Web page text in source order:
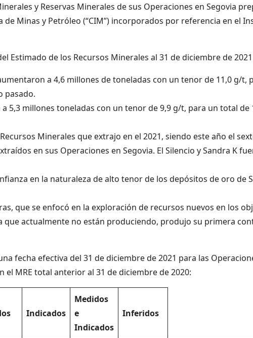
y Reservas Minerales de sus Operaciones en Segovia
Minas y Petróleo (“CIM”) incorporados por referencia en el
Estimado de los Recursos Minerales al 31 de diciembre de 2021
a 4,6 millones de toneladas con un tenor de 11,0 g/
pasado.
5,3 millones toneladas con un tenor de 9,9 g/t, para un total
Minerales que extrajo en el 2021, siendo este año el
en sus Operaciones en Segovia. El Silencio y Sandra K
en la naturaleza de alto tenor de los depósitos de oro de
que se enfocó en la exploración de recursos nuevos en los
actualmente no están produciendo, produjo su primera
fecha efectiva del 31 de diciembre de 2021 para las
MRE total anterior al 31 de diciembre de 2020:
Indicados
Medidos
e
Indicados
Inferidos